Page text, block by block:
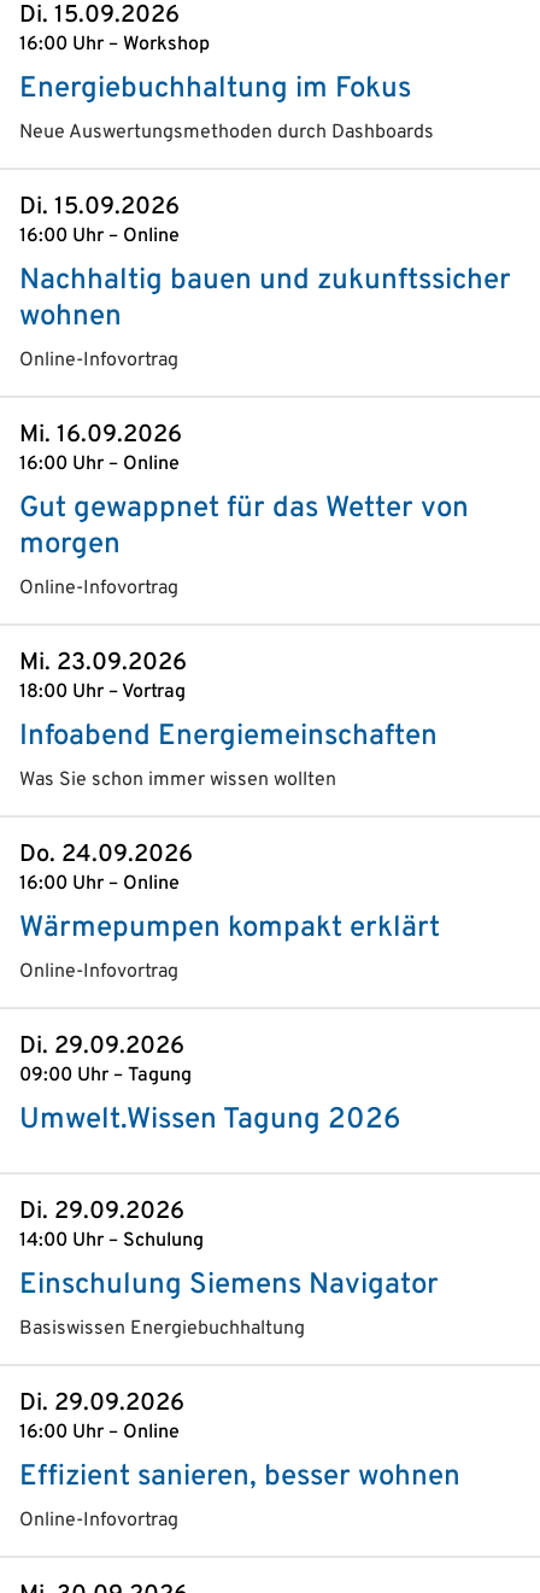
Di. 15.09.2026
16:00 Uhr – Workshop
Energiebuchhaltung im Fokus
Neue Auswertungsmethoden durch Dashboards
Di. 15.09.2026
16:00 Uhr – Online
Nachhaltig bauen und zukunftssicher
wohnen
Online-Infovortrag
Mi. 16.09.2026
16:00 Uhr – Online
Gut gewappnet für das Wetter von
morgen
Online-Infovortrag
Mi. 23.09.2026
18:00 Uhr – Vortrag
Infoabend Energiemeinschaften
Was Sie schon immer wissen wollten
Do. 24.09.2026
16:00 Uhr – Online
Wärmepumpen kompakt erklärt
Online-Infovortrag
Di. 29.09.2026
09:00 Uhr – Tagung
Umwelt.Wissen Tagung 2026
Di. 29.09.2026
14:00 Uhr – Schulung
Einschulung Siemens Navigator
Basiswissen Energiebuchhaltung
Di. 29.09.2026
16:00 Uhr – Online
Effizient sanieren, besser wohnen
Online-Infovortrag